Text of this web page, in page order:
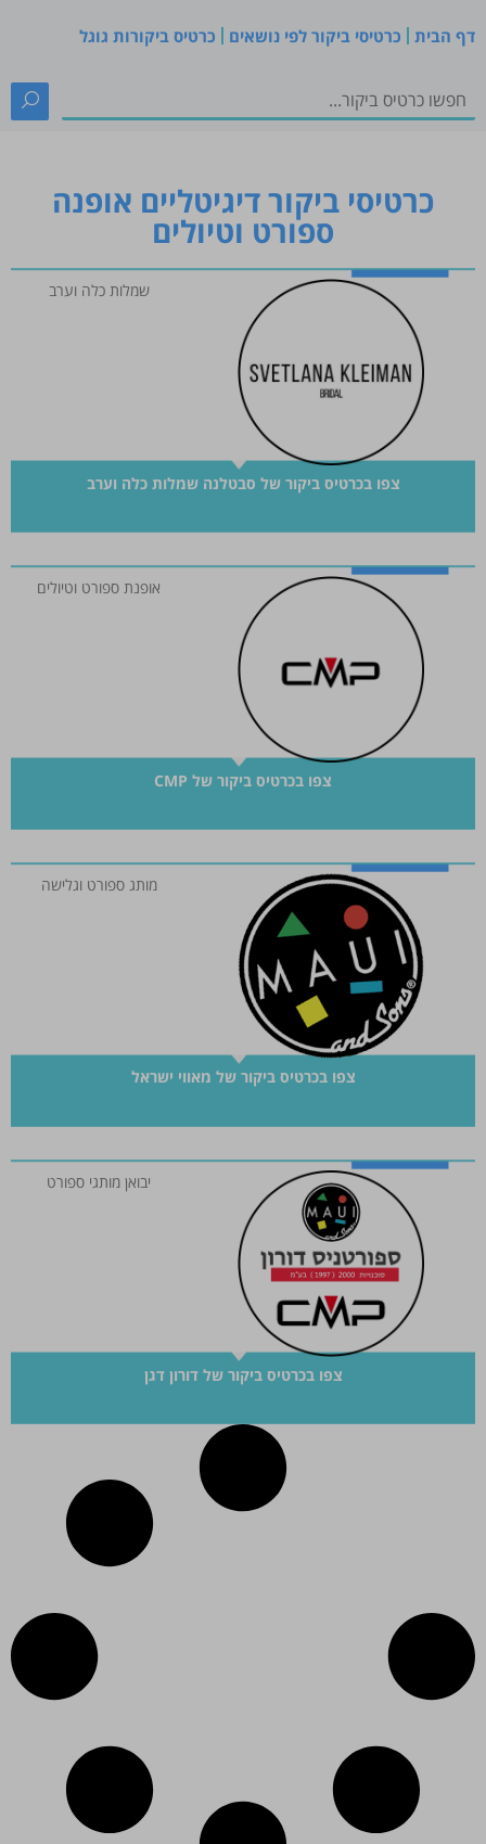
דף הבית כרטיסי ביקור לפי נושאים כרטיס ביקורות גוגל
כרטיסי ביקור דיגיטליים אופנה
ספורט וטיולים
שמלות כלה וערב
צפו בכרטיס ביקור של סבטלנה שמלות כלה וערב
אופנת ספורט וטיולים
צפו בכרטיס ביקור של CMP
מותג ספורט וגלישה
צפו בכרטיס ביקור של מאווי ישראל
יבואן מותגי ספורט
צפו בכרטיס ביקור של דורון דגן